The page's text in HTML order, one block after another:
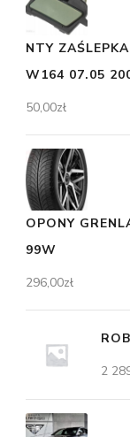
NTY
W164 07.05
50,00zł
OPONY
99W
296,00zł
2